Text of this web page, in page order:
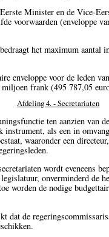
Minister en de Vice-
voorwaarden (enveloppe
het maximum aantal
enveloppe voor de leden
miljoen frank (495 787,05
Afdeling 4. - Secretariaten
ten aanzien van
instrument, als een in
waaronder een
wordt eveneens
onverminderd de
worden de nodige
dat de